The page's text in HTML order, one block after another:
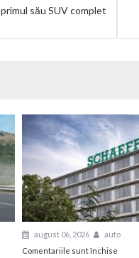
său SUV complet
august 06, 2026
auto
Comentariile sunt închisepentru